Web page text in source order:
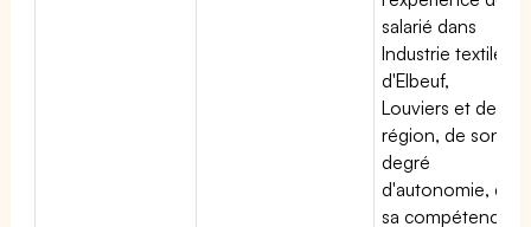
salarié dans
Industrie textile
d'Elbeuf,
Louviers et de la
région, de son
degré
d'autonomie, de
sa compétence